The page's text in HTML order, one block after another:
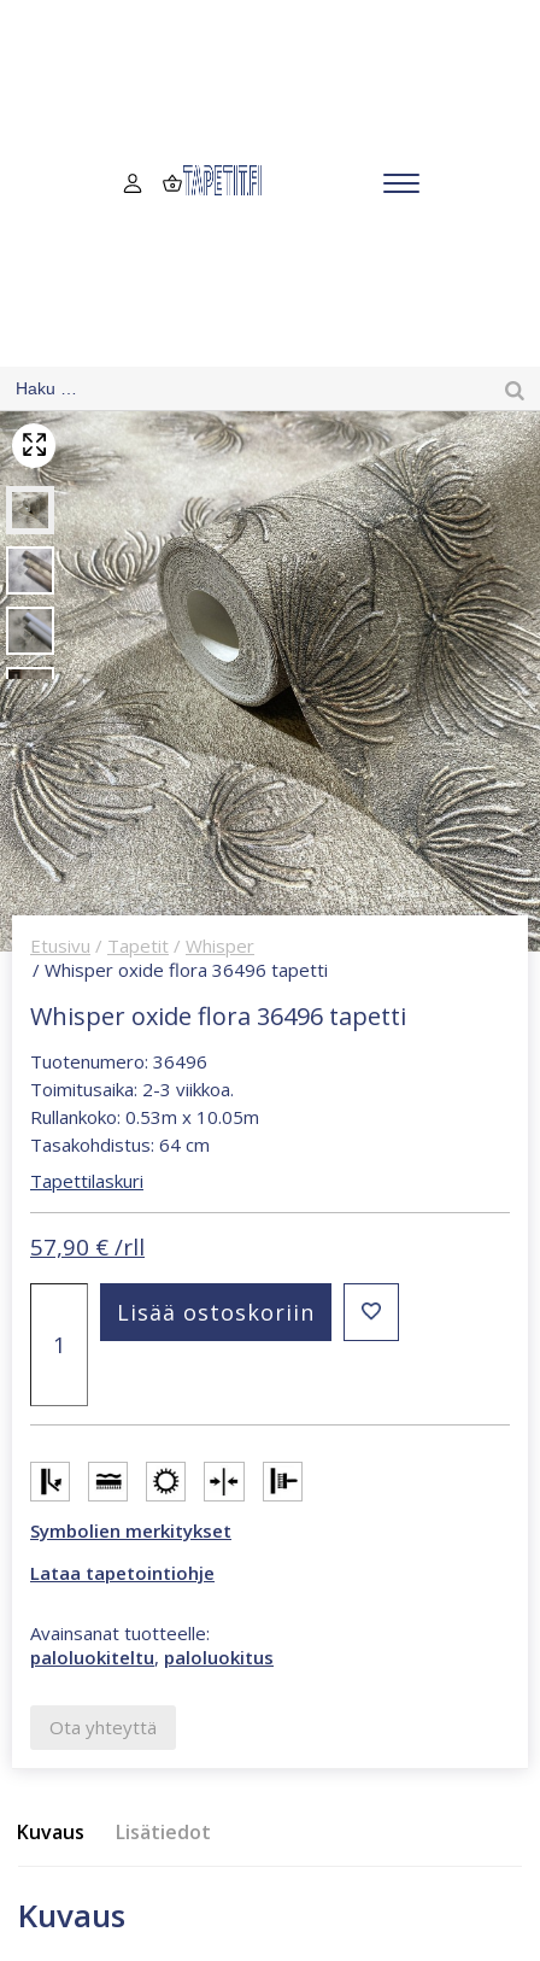
Etusivu / Tapetit / Whisper
/ Whisper oxide flora 36496 tapetti
Whisper oxide flora 36496 tapetti
Tuotenumero: 36496
Toimitusaika: 2-3 viikkoa.
Rullankoko: 0.53m x 10.05m
Tasakohdistus: 64 cm
Tapettilaskuri
57,90 € /rll
flora
määrä
Lisää ostoskoriin
Symbolien merkitykset
Lataa tapetointiohje
Avainsanat tuotteelle:
paloluokiteltu, paloluokitus
Ota yhteyttä
Kuvaus Lisätiedot
Kuvaus